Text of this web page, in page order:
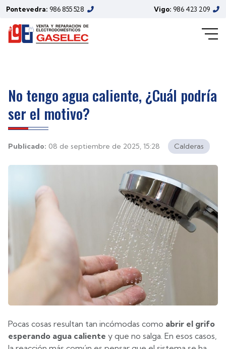
Pontevedra: 986 855 528 Vigo: 986 423 209
No tengo agua caliente, ¿Cuál podría
ser el motivo?
Publicado: 08 de septiembre de 2025, 15:28 Calderas
Pocas cosas resultan tan incómodas como abrir el grifo
esperando agua caliente y que no salga. En esos casos,